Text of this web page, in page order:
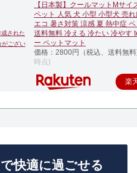
【日本製】クールマットMサイ
ペット 人気 犬 小型 小型犬 売
エコ 暑さ対策 涼感 夏 熱中症
送料無料 冷える 冷たい 冷やす
ー ペットマット
価格：2800円（税込、送料無
時点)
楽
快適に過ごせる